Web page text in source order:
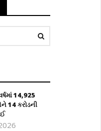
14,925
14 કરોડની